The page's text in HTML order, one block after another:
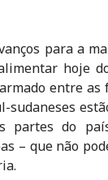
para a
hoje
entre as
sudaneses
partes do
– que não